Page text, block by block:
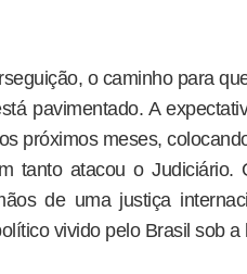
o caminho para
pavimentado. A
próximos meses,
tanto atacou o Judiciário.
de uma justiça
vivido pelo Brasil sob a